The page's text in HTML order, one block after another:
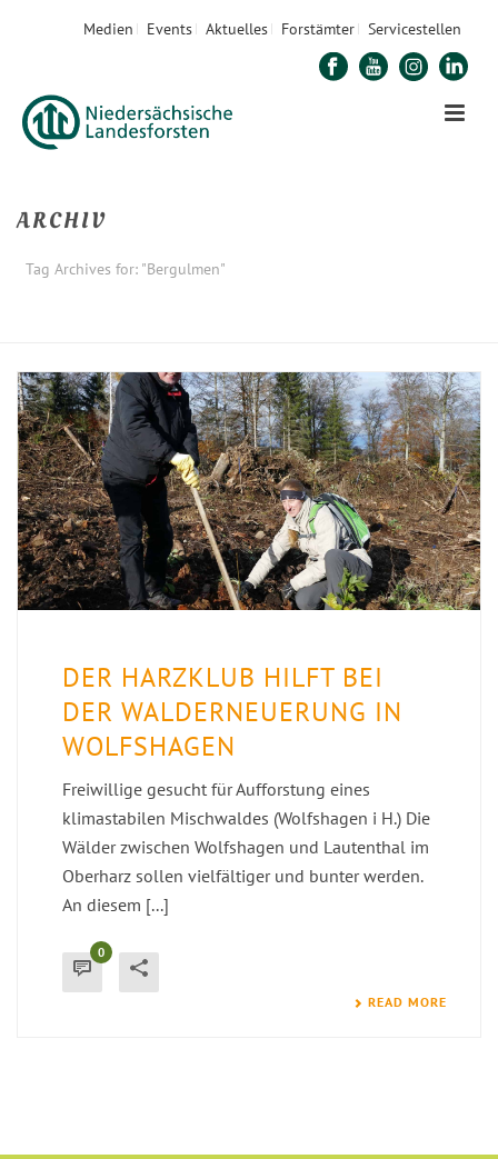
Medien Events Aktuelles Forstämter Servicestellen
ARCHIV
Tag Archives for: "Bergulmen"
DER HARZKLUB HILFT BEI
DER WALDERNEUERUNG IN
WOLFSHAGEN
Freiwillige gesucht für Aufforstung eines
klimastabilen Mischwaldes (Wolfshagen i H.) Die
Wälder zwischen Wolfshagen und Lautenthal im
Oberharz sollen vielfältiger und bunter werden.
An diesem [...]
0
READ MORE